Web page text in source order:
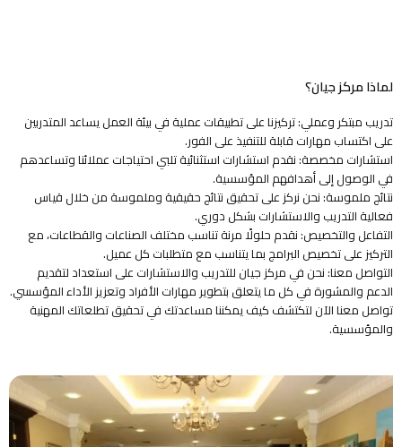
لماذا مركز جيان؟
تدريب مبتكر وعملي: تركيزنا على تطبيقات عملية في بيئة العمل يساعد المتدربين
على اكتساب مهارات قابلة للتنفيذ على الفور.
استشارات مخصصة: نقدم استشارات استثنائية تلبي احتياجات عملائنا وتساعدهم
في الوصول إلى أهدافهم المؤسسية.
نتائج ملموسة: نحن نركز على تحقيق نتائج حقيقية وملموسة من خلال قياس
فعالية التدريب والاستشارات بشكل دوري.
التفاعل والتخصيص: نقدم حلولًا مرنة تناسب مختلف الصناعات والقطاعات، مع
التركيز على تخصيص البرامج بما يتناسب مع متطلبات كل عميل.
التواصل معنا: نحن في مركز جيان للتدريب والاستشارات على استعداد لتقديم
الدعم والمشورة في كل ما يتعلق بتطوير مهارات الأفراد وتعزيز الأداء المؤسسي.
تواصل معنا الآن لتكتشف كيف يمكننا مساعدتك في تحقيق تطلعاتك المهنية
والمؤسسية.